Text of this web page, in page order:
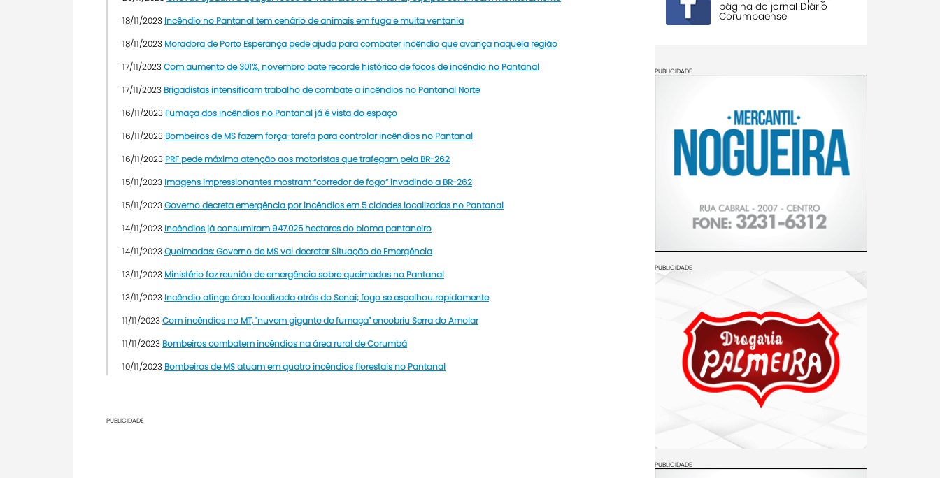
18/11/2023 Incêndio no Pantanal tem cenário de animais em fuga e muita ventania
18/11/2023 Moradora de Porto Esperança pede ajuda para combater incêndio que avança naquela região
17/11/2023Com aumento de 301%, novembro bate recorde histórico de focos de incêndio no Pantanal
17/11/2023 Brigadistas intensificam trabalho de combate a incêndios no Pantanal Norte
16/11/2023 Fumaça dos incêndios no Pantanal já é vista do espaço
16/11/2023 Bombeiros de MS fazem força-tarefa para controlar incêndios no Pantanal
16/11/2023 PRF pede máxima atenção aos motoristas que trafegam pela BR-262
15/11/2023 Imagens impressionantes mostram “corredor de fogo” invadindo a BR-262
15/11/2023Governo decreta emergência por incêndios em 5 cidades localizadas no Pantanal
14/11/2023 Incêndios já consumiram 947.025 hectares do bioma pantaneiro
14/11/2023Queimadas: Governo de MS vai decretar Situação de Emergência
13/11/2023 Ministério faz reunião de emergência sobre queimadas no Pantanal
13/11/2023 Incêndio atinge área localizada atrás do Senai; fogo se espalhou rapidamente
11/11/2023Com incêndios no MT, "nuvem gigante de fumaça" encobriu Serra do Amolar
11/11/2023 Bombeiros combatem incêndios na área rural de Corumbá
10/11/2023 Bombeiros de MS atuam em quatro incêndios florestais no Pantanal
PUBLICIDADE
página do jornal Diário
Corumbaense
PUBLICIDADE
PUBLICIDADE
PUBLICIDADE